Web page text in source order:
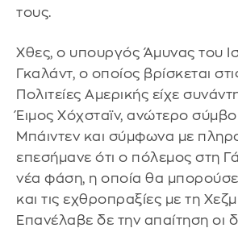
τους.
Χθες, ο υπουργός Άμυνας του
Γκαλάντ, ο οποίος βρίσκεται
Πολιτείες Αμερικής είχε
Έιμος Χόχσταϊν, ανώτερο
Μπάιντεν και σύμφωνα με
επεσήμανε ότι ο πόλεμος στη
νέα φάση, η οποία θα
και τις εχθροπραξίες με τη
Επανέλαβε δε την απαίτηση οι